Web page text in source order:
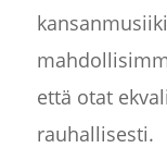
että otat
rauhallisesti.